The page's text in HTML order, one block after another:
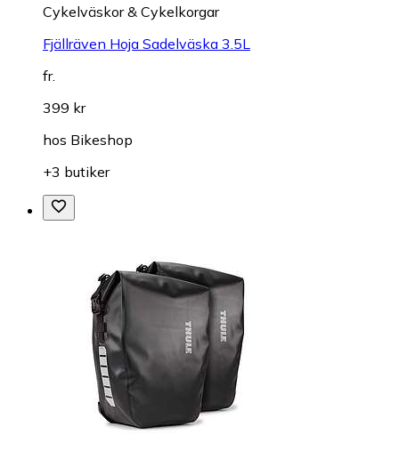
Cykelväskor & Cykelkorgar
Fjällräven Hoja Sadelväska 3.5L
fr.
399 kr
hos Bikeshop
+3 butiker